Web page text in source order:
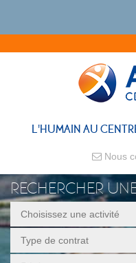
L'HUMAIN AU
Nous
RECHERCHER